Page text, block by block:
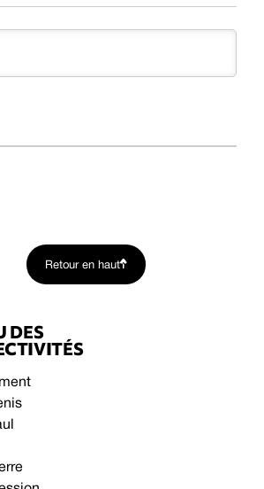
Retour en haut
DES